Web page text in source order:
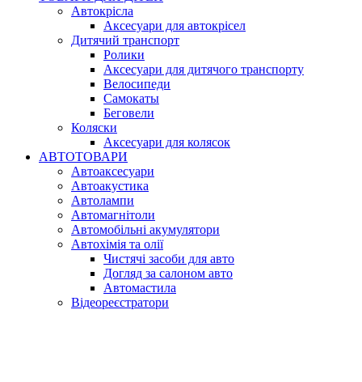
Автокрісла
Аксесуари для автокрісел
Дитячий транспорт
Ролики
Аксесуари для дитячого транспорту
Велосипеди
Самокаты
Беговели
Коляски
Аксесуари для колясок
АВТОТОВАРИ
Автоаксесуари
Автоакустика
Автолампи
Автомагнітоли
Автомобільні акумулятори
Автохімія та олії
Чистячі засоби для авто
Догляд за салоном авто
Автомастила
Відеореєстратори